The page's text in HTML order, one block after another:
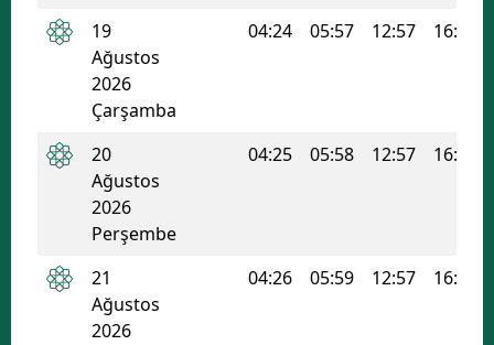
Sakarya
Sinop
19
Ağustos
2026
Çarşamba
04:24 05:57 12:57 16:44
20
Ağustos
2026
Perşembe
04:25 05:58 12:57 16:43
21
Ağustos
2026
04:26 05:59 12:57 16:42